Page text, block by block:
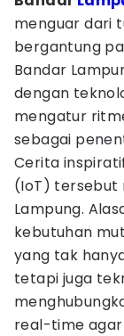
menguar dari
bergantung
Bandar
dengan
mengatur
sebagai
Cerita
(IoT) tersebut
Lampung.
kebutuhan
yang tak
tetapi juga
real-time